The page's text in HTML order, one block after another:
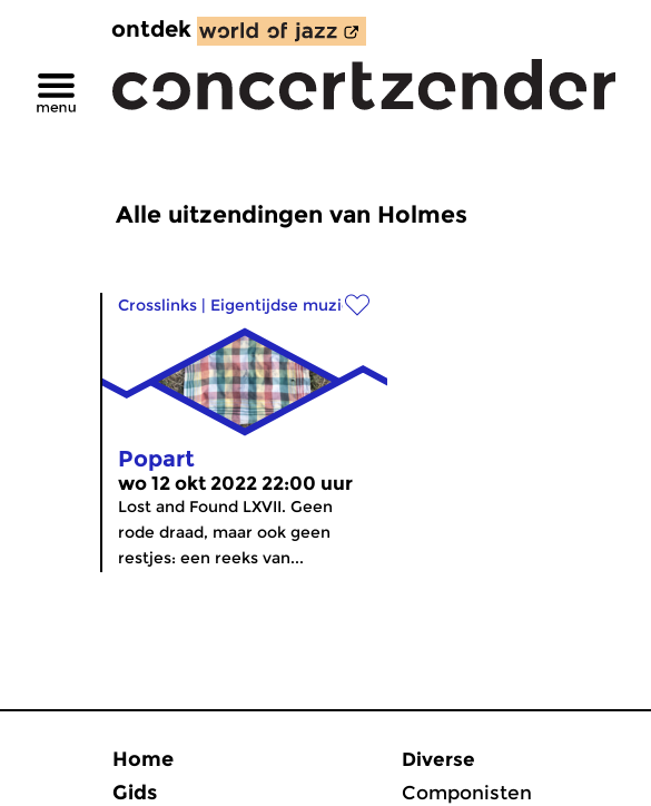
ontdek
Alle uitzendingen van Holmes
Crosslinks | Eigentijdse muziek
Popart
wo 12 okt 2022 22:00 uur
Lost and Found LXVII. Geen
rode draad, maar ook geen
restjes: een reeks van...
Home
Gids
Diverse
Componisten